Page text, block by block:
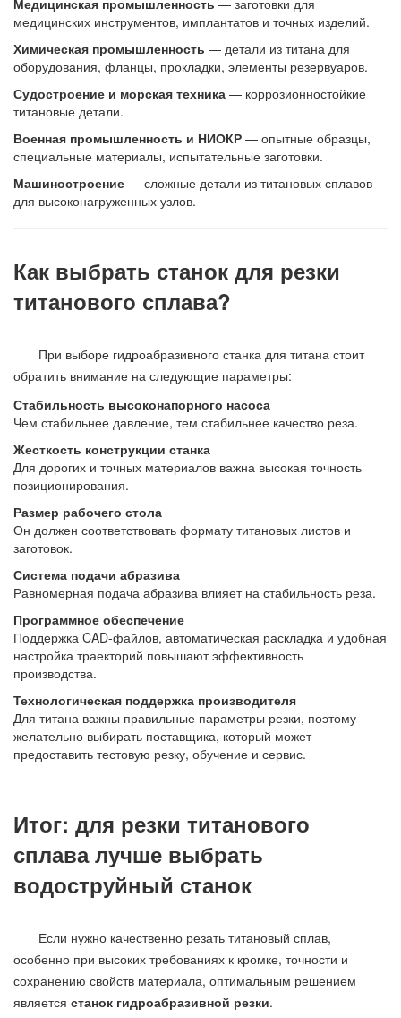
медицинских инструментов, имплантатов и точных изделий.
Химическая промышленность — детали из титана для
оборудования, фланцы, прокладки, элементы резервуаров.
Судостроение и морская техника — коррозионностойкие
титановые детали.
Военная промышленность и НИОКР — опытные образцы,
специальные материалы, испытательные заготовки.
Машиностроение — сложные детали из титановых сплавов
для высоконагруженных узлов.
Как выбрать станок для резки
титанового сплава?
При выборе гидроабразивного станка для титана стоит
обратить внимание на следующие параметры:
Стабильность высоконапорного насоса
Чем стабильнее давление, тем стабильнее качество реза.
Жесткость конструкции станка
Для дорогих и точных материалов важна высокая точность
позиционирования.
Размер рабочего стола
Он должен соответствовать формату титановых листов и
заготовок.
Система подачи абразива
Равномерная подача абразива влияет на стабильность реза.
Программное обеспечение
Поддержка CAD-файлов, автоматическая раскладка и удобная
настройка траекторий повышают эффективность
производства.
Технологическая поддержка производителя
Для титана важны правильные параметры резки, поэтому
желательно выбирать поставщика, который может
предоставить тестовую резку, обучение и сервис.
Итог: для резки титанового
сплава лучше выбрать
водоструйный станок
Если нужно качественно резать титановый сплав,
особенно при высоких требованиях к кромке, точности и
сохранению свойств материала, оптимальным решением
является станок гидроабразивной резки.